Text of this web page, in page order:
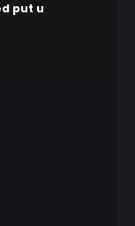
put u